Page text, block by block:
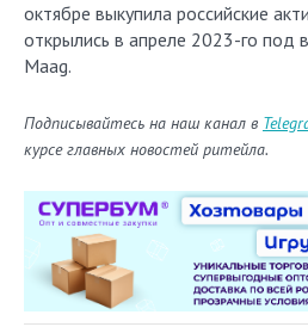
октябре выкупила российские
открылись в апреле 2023-го под
Maag.
Подписывайтесь на наш канал в
курсе главных новостей ритейла.